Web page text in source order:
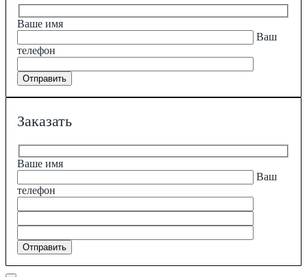
Ваше имя
Ваш
телефон
Заказать
Ваше имя
Ваш
телефон